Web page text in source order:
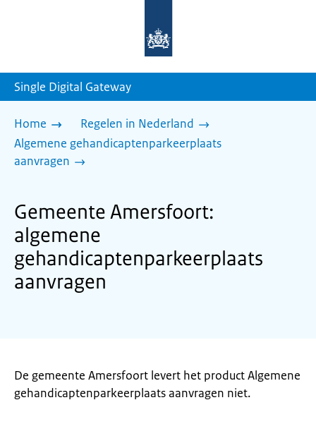
homepage
Single Digital Gateway
Home
Regelen in Nederland
Algemene gehandicaptenparkeerplaats
aanvragen
Gemeente Amersfoort:
algemene
gehandicaptenparkeerplaats
aanvragen
De gemeente Amersfoort levert het product Algemene
gehandicaptenparkeerplaats aanvragen niet.